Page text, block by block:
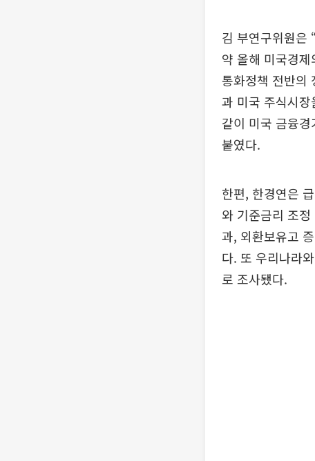
김 부연구위원은
약 올해 미국경
통화정책 전반의
과 미국 주식시
같이 미국 금융
붙였다.
한편, 한경연은
와 기준금리 조
과, 외환보유고
다. 또 우리나라
로 조사됐다.